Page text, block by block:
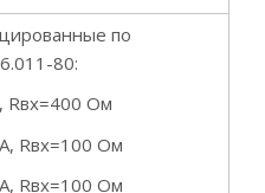
по
80:
Rвх=400 Ом
Rвх=100 Ом
Rвх=100 Ом